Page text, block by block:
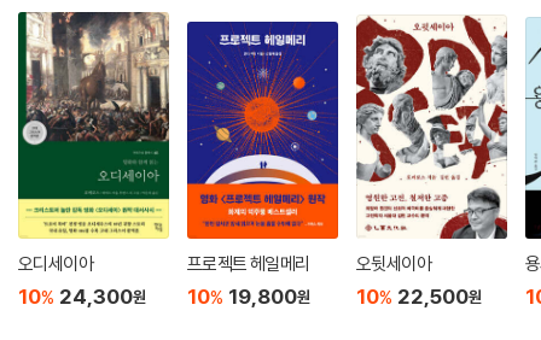
오디세이아
10% 24,300원
프로젝트 헤일메리
10% 19,800원
오뒷세이아
10% 22,500원